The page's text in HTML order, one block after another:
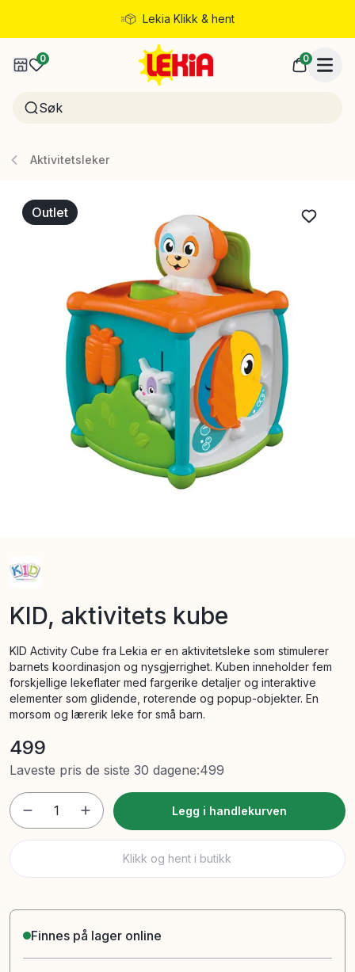
Lekia Klikk & hent
Rask levering
0 0
Aktivitetsleker
Outlet
KID, aktivitets kube
KID Activity Cube fra Lekia er en aktivitetsleke som stimulerer
barnets koordinasjon og nysgjerrighet. Kuben inneholder fem
forskjellige lekeflater med fargerike detaljer og interaktive
elementer som glidende, roterende og popup-objekter. En
morsom og lærerik leke for små barn.
499
Laveste pris de siste 30 dagene:499
1 Legg i handlekurven
Klikk og hent i butikk
Finnes på lager online